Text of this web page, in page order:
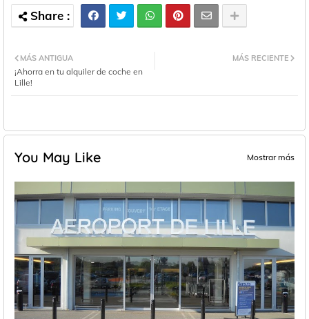
MÁS RECIENTE
MÁS ANTIGUA
¡Ahorra en tu alquiler de coche en
Lille!
You May Like Mostrar más